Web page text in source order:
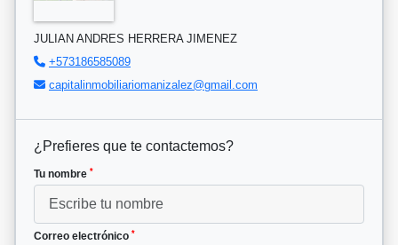
JULIAN ANDRES HERRERA JIMENEZ
+573186585089
capitalinmobiliariomanizalez@gmail.com
¿Prefieres que te contactemos?
Tu nombre *
Correo electrónico *